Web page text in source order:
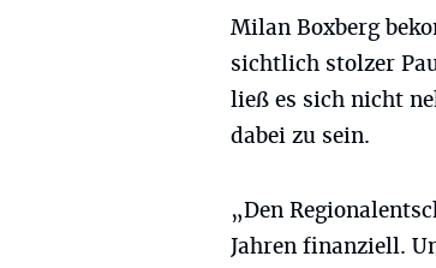
Milan Boxberg
sichtlich stolzer
ließ es sich nicht
dabei zu sein.
„Den
Jahren finanziell.